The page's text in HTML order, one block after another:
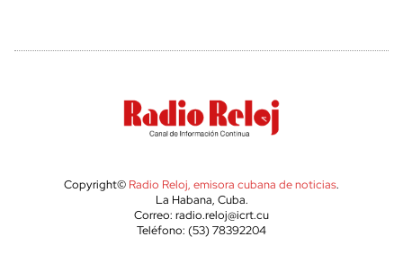
Copyright© Radio Reloj, emisora cubana de noticias.
La Habana, Cuba.
Correo: radio.reloj@icrt.cu
Teléfono: (53) 78392204